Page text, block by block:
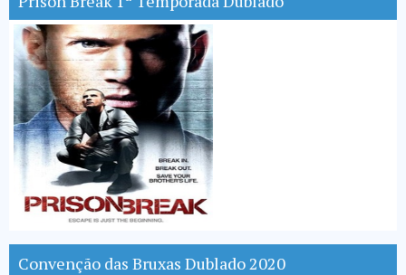
Convenção das Bruxas Dublado 2020